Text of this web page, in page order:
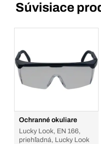
Súvisiace
Ochranné okuliare
Lucky Look, EN 166,
priehľadná, Lucky Look